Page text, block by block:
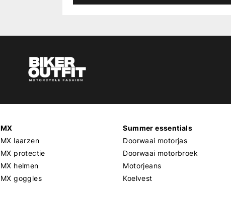
MX
MX laarzen
MX protectie
MX helmen
MX goggles
Summer essentials
Doorwaai motorjas
Doorwaai motorbroek
Motorjeans
Koelvest